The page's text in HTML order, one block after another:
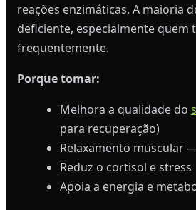
reações enzimáticas. A maioria
deficiente, especialmente quem
frequentemente.
Porque tomar:
Melhora a qualidade do
para recuperação)
Relaxamento muscular
Reduz o cortisol e stress
Apoia a energia e